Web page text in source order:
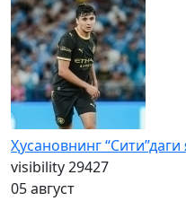
Ҳусановнинг
visibility29427
05 август